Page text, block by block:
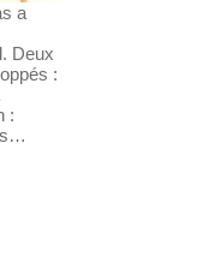
a
Deux
:
: